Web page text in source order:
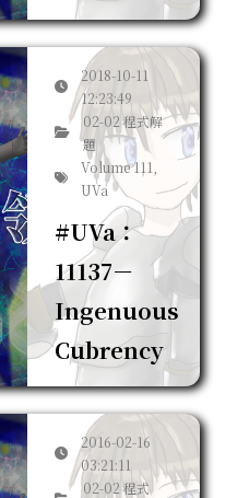
2018-10-11
12:23:49
02-02 程式解
題
Volume 111,
UVa
#UVa：
11137－
Ingenuous
Cubrency
2016-02-16
03:21:11
02-02 程式